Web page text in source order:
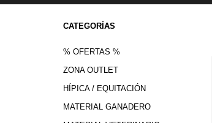
CATEGORÍAS
% OFERTAS %
ZONA OUTLET
HÍPICA / EQUITACIÓN
MATERIAL GANADERO